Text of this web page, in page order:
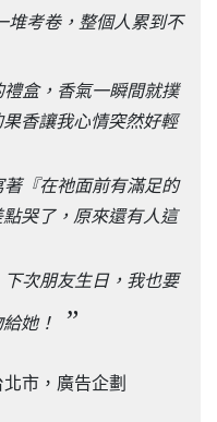
堆考卷，整個人累到不
禮盒，香氣一瞬間就撲
香讓我心情突然好輕
『在祂面前有滿足的
哭了，原來還有人這
下次朋友生日，我也要
她！ ”
市，廣告企劃